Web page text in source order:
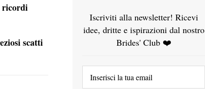
ricordi
scatti
Iscriviti alla newsletter! Ricevi
idee, dritte e ispirazioni dal nostro
Brides' Club ❤️